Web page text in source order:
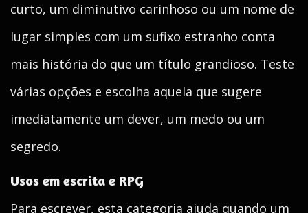
curto, um diminutivo carinhoso ou um nome de
lugar simples com um sufixo estranho conta
mais história do que um título grandioso. Teste
várias opções e escolha aquela que sugere
imediatamente um dever, um medo ou um
segredo.
Usos em escrita e RPG
Para escrever, esta categoria ajuda quando um